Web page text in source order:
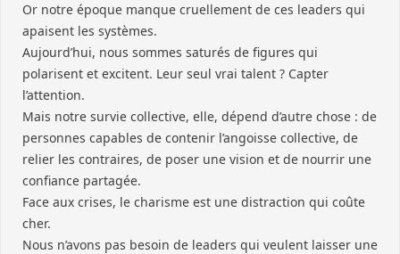
Or notre époque manque cruellement de ces leaders qui
apaisent les systèmes.
Aujourd’hui, nous sommes saturés de figures qui
polarisent et excitent. Leur seul vrai talent ? Capter
l’attention.
Mais notre survie collective, elle, dépend d’autre chose : de
personnes capables de contenir l’angoisse collective, de
relier les contraires, de poser une vision et de nourrir une
confiance partagée.
Face aux crises, le charisme est une distraction qui coûte
cher.
Nous n’avons pas besoin de leaders qui veulent laisser une